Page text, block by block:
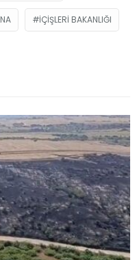
İÇIŞLERI BAKANLIĞI